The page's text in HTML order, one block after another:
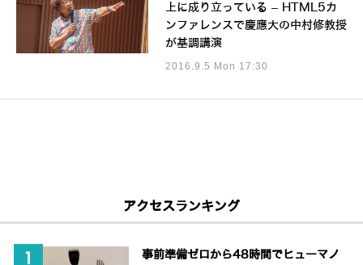
上に成り立っている – HTML5カ
ンファレンスで慶應大の中村修教授
が基調講演
2016.9.5 Mon 17:30
アクセスランキング
事前準備ゼロから48時間でヒューマノ